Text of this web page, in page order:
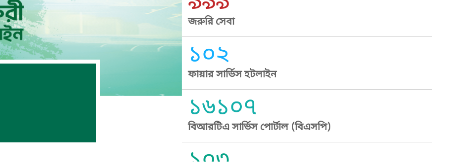
জরুরি সেবা
১০২
ফায়ার সার্ভিস হটলাইন
১৬১০৭
বিআরটিএ সার্ভিস পোর্টাল (বিএসপি)
১০৩